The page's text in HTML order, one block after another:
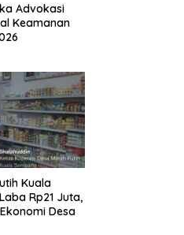
Advokasi
Keamanan
Kuala
Rp21 Juta,
Desa